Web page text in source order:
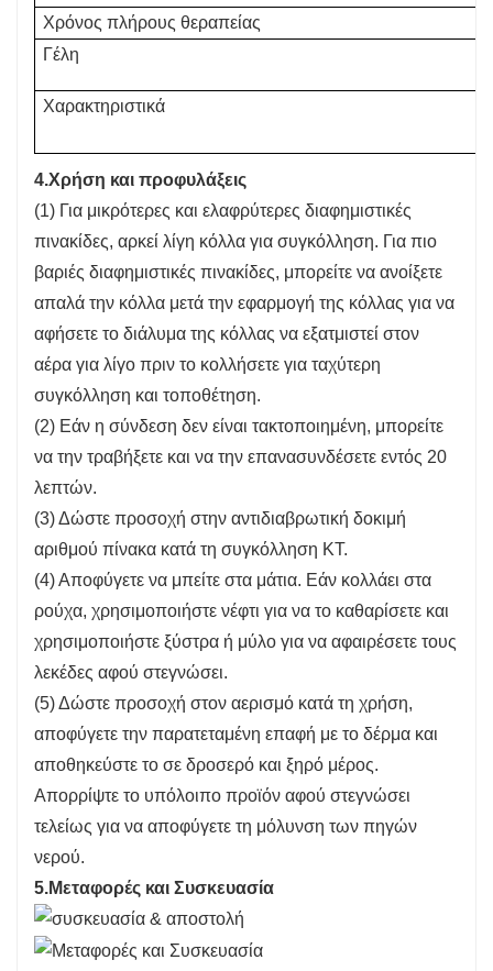
Χρόνος πλήρους θεραπείας
Γέλη
Χαρακτηριστικά
4.Χρήση και προφυλάξεις
(1) Για μικρότερες και ελαφρύτερες διαφημιστικές
πινακίδες, αρκεί λίγη κόλλα για συγκόλληση. Για πιο
βαριές διαφημιστικές πινακίδες, μπορείτε να ανοίξετε
απαλά την κόλλα μετά την εφαρμογή της κόλλας για να
αφήσετε το διάλυμα της κόλλας να εξατμιστεί στον
αέρα για λίγο πριν το κολλήσετε για ταχύτερη
συγκόλληση και τοποθέτηση.
(2) Εάν η σύνδεση δεν είναι τακτοποιημένη, μπορείτε
να την τραβήξετε και να την επανασυνδέσετε εντός 20
λεπτών.
(3) Δώστε προσοχή στην αντιδιαβρωτική δοκιμή
αριθμού πίνακα κατά τη συγκόλληση KT.
(4) Αποφύγετε να μπείτε στα μάτια. Εάν κολλάει στα
ρούχα, χρησιμοποιήστε νέφτι για να το καθαρίσετε και
χρησιμοποιήστε ξύστρα ή μύλο για να αφαιρέσετε τους
λεκέδες αφού στεγνώσει.
(5) Δώστε προσοχή στον αερισμό κατά τη χρήση,
αποφύγετε την παρατεταμένη επαφή με το δέρμα και
αποθηκεύστε το σε δροσερό και ξηρό μέρος.
Απορρίψτε το υπόλοιπο προϊόν αφού στεγνώσει
τελείως για να αποφύγετε τη μόλυνση των πηγών
νερού.
5.Μεταφορές και Συσκευασία